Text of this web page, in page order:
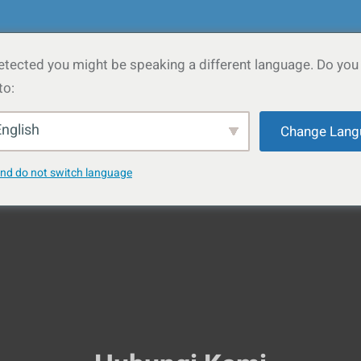
Setiausaha BersamaPendigitalan Perniagaan
you might be speaking a different language. Do
Change
do not switch language